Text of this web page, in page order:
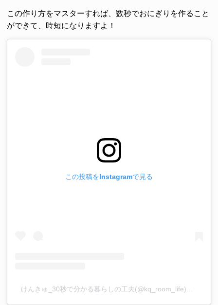
この作り方をマスターすれば、数秒でおにぎりを作ること
ができて、時短になりますよ！
この投稿をInstagramで見る